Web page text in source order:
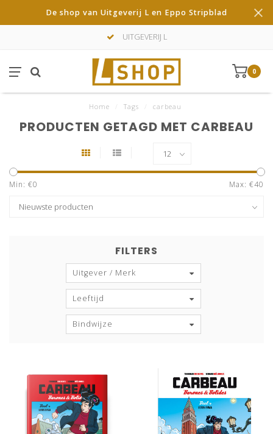
De shop van Uitgeverij L en Eppo Stripblad
UITGEVERIJ L
0
Home Tags carbeau
PRODUCTEN GETAGD MET CARBEAU
Min: €0 Max: €40
FILTERS
Uitgever / Merk
Leeftijd
Bindwijze